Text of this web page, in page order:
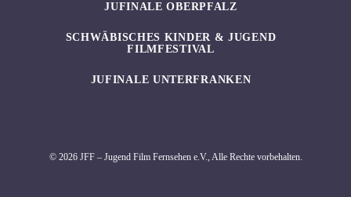
JUFINALE OBERPFALZ
SCHWÄBISCHES KINDER & JUGEND
FILMFESTIVAL
JUFINALE UNTERFRANKEN
© 2026 JFF – Jugend Film Fernsehen e.V., Alle Rechte vorbehalten.